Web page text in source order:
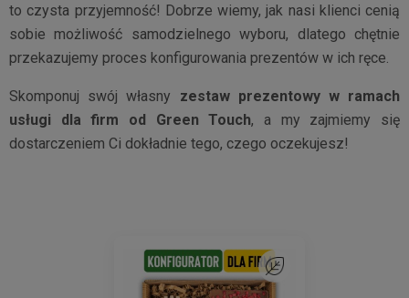
to czysta przyjemność! Dobrze wiemy, jak nasi klienci cenią
sobie możliwość samodzielnego wyboru, dlatego chętnie
przekazujemy proces konfigurowania prezentów w ich ręce.
Skomponuj swój własny zestaw prezentowy w ramach
usługi dla firm od Green Touch, a my zajmiemy się
dostarczeniem Ci dokładnie tego, czego oczekujesz!
Do ulubionych